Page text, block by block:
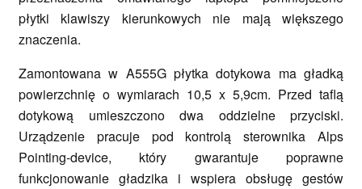
płytki klawiszy kierunkowych nie mają większego
znaczenia.
Zamontowana w A555G płytka dotykowa ma gładką
powierzchnię o wymiarach 10,5 x 5,9cm. Przed taflą
dotykową umieszczono dwa oddzielne przyciski.
Urządzenie pracuje pod kontrolą sterownika Alps
Pointing-device, który gwarantuje poprawne
funkcjonowanie gładzika i wspiera obsługę gestów